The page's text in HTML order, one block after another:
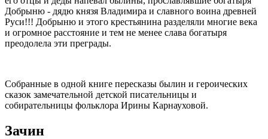
Добрыню - дядю князя Владимира и славного воина древней
Руси!!! Добрыню и этого крестьянина разделяли многие века
и огромное расстояние и тем не менее слава богатыря
преодолела эти преграды.
Собранные в одной книге пересказы былин и героических
сказок замечательной детской писательницы и
собирательницы фольклора Ирины Карнауховой.
Зачин